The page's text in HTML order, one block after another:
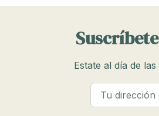
Estate al día de